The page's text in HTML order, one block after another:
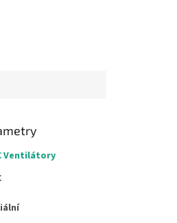
Ventilátory